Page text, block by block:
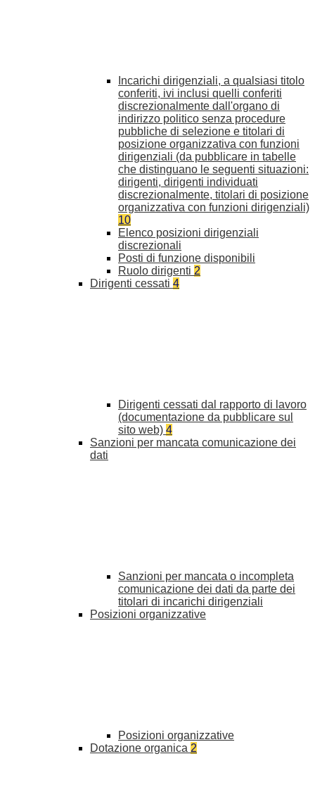
Incarichi dirigenziali, a qualsiasi titolo
conferiti, ivi inclusi quelli conferiti
discrezionalmente dall'organo di
indirizzo politico senza procedure
pubbliche di selezione e titolari di
posizione organizzativa con funzioni
dirigenziali (da pubblicare in tabelle
che distinguano le seguenti situazioni:
dirigenti, dirigenti individuati
discrezionalmente, titolari di posizione
organizzativa con funzioni dirigenziali)
10
Elenco posizioni dirigenziali
discrezionali
Posti di funzione disponibili
Ruolo dirigenti 2
Dirigenti cessati 4
Dirigenti cessati dal rapporto di lavoro
(documentazione da pubblicare sul
sito web) 4
Sanzioni per mancata comunicazione dei
dati
Sanzioni per mancata o incompleta
comunicazione dei dati da parte dei
titolari di incarichi dirigenziali
Posizioni organizzative
Posizioni organizzative
Dotazione organica 2